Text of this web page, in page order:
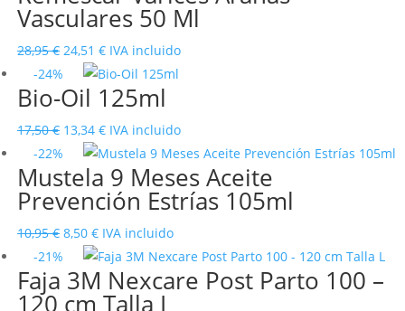
era:
es:
Vasculares 50 Ml
28,95€ El
precio
original
28,95 €.
24,51 €El
precio
actual
IVA incluido
-24%
Bio-Oil 125ml
17,50€ El
precio
original
era:
13,34 €El
precio
actual
es:
IVA incluido
-22%
Mustela 9 Meses Aceite
Prevención Estrías 105ml
10,95€ El
precio
original
era:
8,50 €El
precio
actual
es:
IVA incluido
-21%
Faja 3M Nexcare Post Parto 100 –
120 cm Talla L